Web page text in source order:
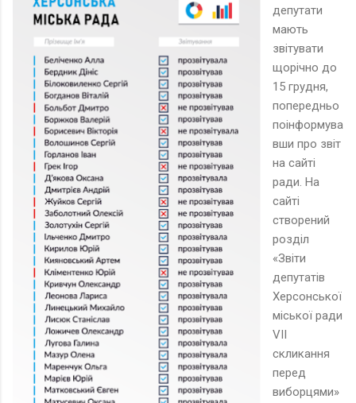
депутати
мають
звітувати
щорічно до
15 грудня,
попередньо
поінформува
вши про звіт
на сайті
ради. На
сайті
створений
розділ
«Звіти
депутатів
Херсонської
міської ради
VІІ
скликання
перед
виборцями»